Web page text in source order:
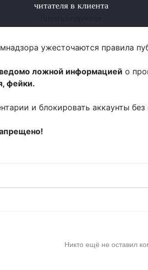
читателя в клиента
ужесточаются правила
ложной информацией о
фейки.
и блокировать аккаунты
Никто ещё не оставил